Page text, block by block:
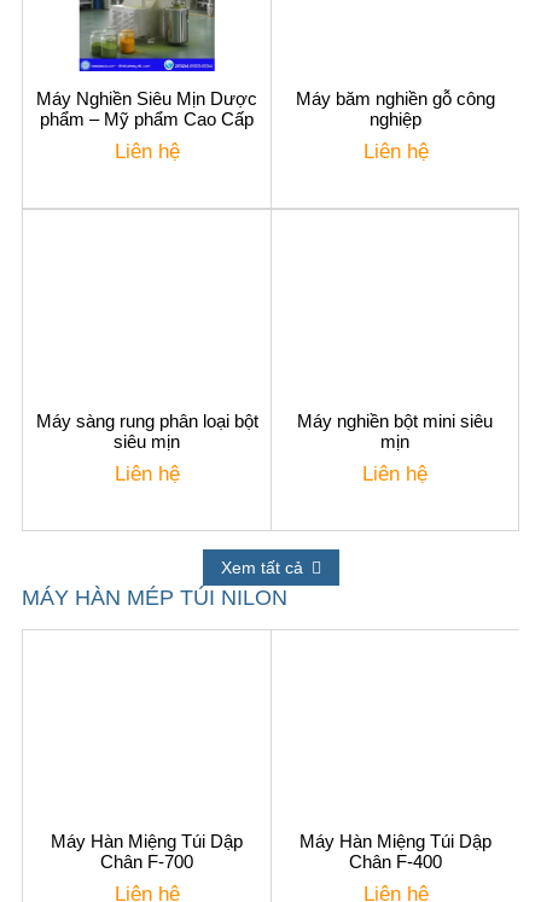
Máy Nghiền Siêu Mịn Dược
phẩm – Mỹ phẩm Cao Cấp
Liên hệ
Máy băm nghiền gỗ công
nghiệp
Liên hệ
Máy sàng rung phân loại bột
siêu mịn
Liên hệ
Máy nghiền bột mini siêu
mịn
Liên hệ
Xem tất cả
MÁY HÀN MÉP TÚI NILON
Máy Hàn Miệng Túi Dập
Chân F-700
Liên hệ
Máy Hàn Miệng Túi Dập
Chân F-400
Liên hệ